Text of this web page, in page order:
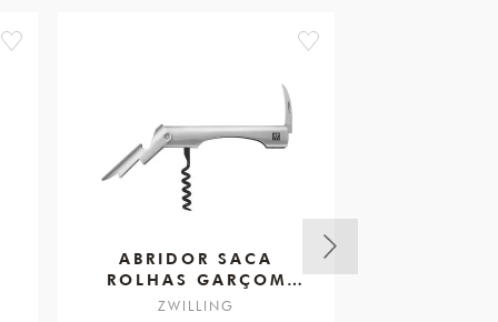
favorite favorite
ABRIDOR SACA
ROLHAS GARÇOM
VINHO
ZWILLING